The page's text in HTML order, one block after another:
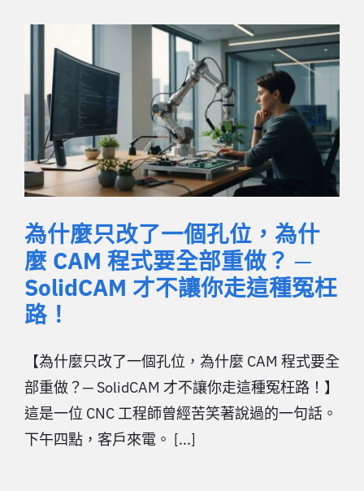
為什麼只改了一個孔位，為什
麼 CAM 程式要全部重做？ ─
SolidCAM 才不讓你走這種冤枉
路！
【為什麼只改了一個孔位，為什麼 CAM 程式要全
部重做？─ SolidCAM 才不讓你走這種冤枉路！】
這是一位 CNC 工程師曾經苦笑著說過的一句話。
下午四點，客戶來電。 [...]